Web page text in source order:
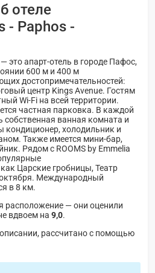
отеле
- Paphos -
это апарт-отель в городе Пафос,
600 м и 400 м
достопримечательностей:
центр Kings Avenue. Гостям
Wi-Fi на всей территории.
частная парковка. В каждой
собственная ванная комната и
кондиционер, холодильник и
Также имеется мини-бар,
Рядом с ROOMS by Emmelia
Царские гробницы, Театр
Международный
в 8 км.
расположение — они оценили
вдвоем на 9,0.
рассчитано с помощью